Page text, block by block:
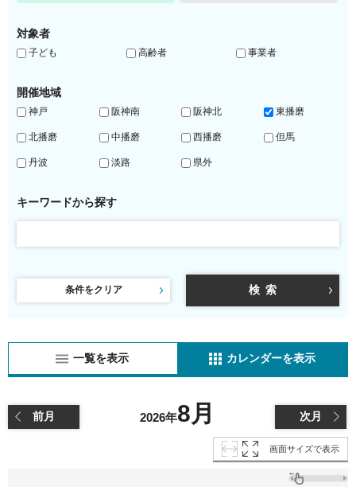
対象者
子ども 高齢者 事業者
開催地域
神戸 阪神南 阪神北 東播磨
北播磨 中播磨 西播磨 但馬
丹波 淡路 県外
キーワードから探す
条件をクリア
一覧を表示 カレンダーを表示
前月 2026年8月 次月
画面サイズで表示